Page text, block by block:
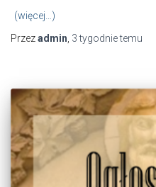
(więcej…)
Przezadmin 3 tygodnietemu